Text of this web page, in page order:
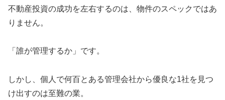
不動産投資の成功を左右するのは、物件のスペックではあ
りません。
「誰が管理するか」です。
しかし、個人で何百とある管理会社から優良な1社を見つ
け出すのは至難の業。